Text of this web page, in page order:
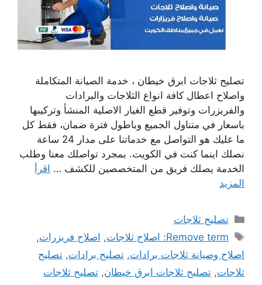
تصليح ثلاجات ابرق خيطان ، خدمة الصيانة المتكاملة
واصلاح اعطال كافة انواع الثلاجات والبرادات
والفريزرات وتوفير قطع الغيار الاصلية المنشأ وتركيبها
باسعار في متناول الجميع وباطول فترة ضمان، فقط كل
ما عليك هو التواصل مع خدماتنا على مدار 24 ساعة
نصلك اينما كنت في الكويت. بمجرد تواصلك معنا وطلب
الخدمة يصلك فريق من المتخصصين للكشف … اقرأ
المزيد
التصنيفات
تصليح ثلاجات
الوسوم
Remove term: اصلاح ثلاجات , اصلاح فريزرات,
اصلاح وصيانة ثلاجات برادات, تصليح برادات, تصليح
ثلاجات, تصليح ثلاجات ابرق خيطان, تصليح ثلاجات